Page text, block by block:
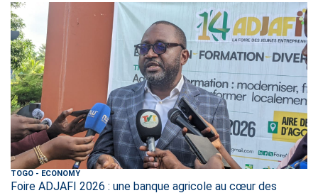
TOGO - ECONOMY
Foire ADJAFI 2026 : une banque agricole au cœur des